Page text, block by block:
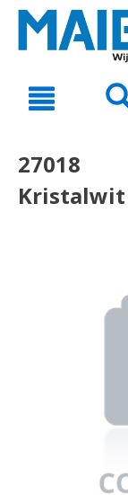
text.skipToNavigation
27018
Kristalwit